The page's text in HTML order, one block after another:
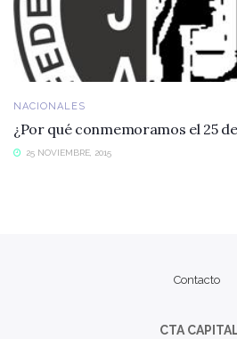
NACIONALES
¿Por qué conmemoramos el 25
25 NOVIEMBRE, 2015
Contacto
CTA